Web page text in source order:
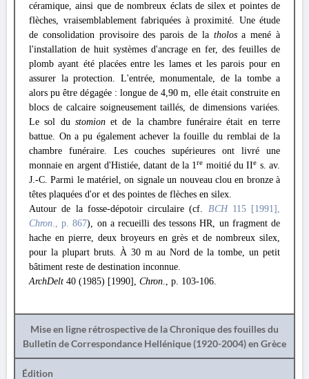
céramique, ainsi que de nombreux éclats de silex et pointes de
flèches, vraisemblablement fabriquées à proximité. Une étude
de consolidation provisoire des parois de la tholosa mené à
l'installation de huit systèmes d'ancrage en fer, des feuilles de
plomb ayant été placées entre les lames et les parois pour en
assurer la protection. L'entrée, monumentale, de la tombe a
alors pu être dégagée : longue de 4,90 m, elle était construite en
blocs de calcaire soigneusement taillés, de dimensions variées.
Le sol du stomionet de la chambre funéraire était en terre
battue. On a pu également achever la fouille du remblai de la
chambre funéraire. Les couches supérieures ont livré une
monnaie en argent d'Histiée, datant de la 1re moitié du IIe s. av.
J.-C. Parmi le matériel, on signale un nouveau clou en bronze à
têtes plaquées d'or et des pointes de flèches en silex.
Autour de la fosse-dépotoir circulaire (cf. BCH 115 [1991],
Chron., p. 867), on a recueilli des tessons HR, un fragment de
hache en pierre, deux broyeurs en grès et de nombreux silex,
pour la plupart bruts. À 30 m au Nord de la tombe, un petit
bâtiment reste de destination inconnue.
ArchDelt 40 (1985) [1990], Chron., p. 103-106.
Mise en ligne rétrospective de la Chronique des fouilles du
Bulletin de Correspondance Hellénique (1920-2004) en Grèce
Édition